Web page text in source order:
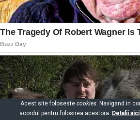
Acest site foloseste cookies. Navigand in
acordul pentru folosirea acestora. Detalii aici